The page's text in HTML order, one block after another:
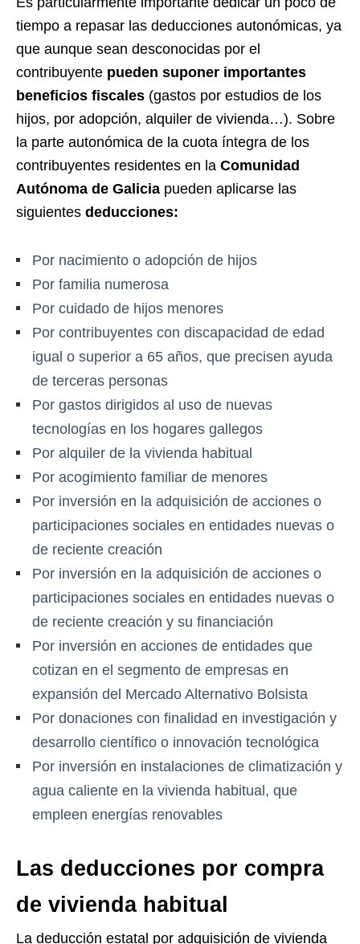
tiempo a repasar las deducciones autonómicas, ya
que aunque sean desconocidas por el
contribuyente pueden suponer importantes
beneficios fiscales (gastos por estudios de los
hijos, por adopción, alquiler de vivienda…). Sobre
la parte autonómica de la cuota íntegra de los
contribuyentes residentes en la Comunidad
Autónoma de Galicia pueden aplicarse las
siguientes deducciones:
Por nacimiento o adopción de hijos
Por familia numerosa
Por cuidado de hijos menores
Por contribuyentes con discapacidad de edad
igual o superior a 65 años, que precisen ayuda
de terceras personas
Por gastos dirigidos al uso de nuevas
tecnologías en los hogares gallegos
Por alquiler de la vivienda habitual
Por acogimiento familiar de menores
Por inversión en la adquisición de acciones o
participaciones sociales en entidades nuevas o
de reciente creación
Por inversión en la adquisición de acciones o
participaciones sociales en entidades nuevas o
de reciente creación y su financiación
Por inversión en acciones de entidades que
cotizan en el segmento de empresas en
expansión del Mercado Alternativo Bolsista
Por donaciones con finalidad en investigación y
desarrollo científico o innovación tecnológica
Por inversión en instalaciones de climatización y
agua caliente en la vivienda habitual, que
empleen energías renovables
Las deducciones por compra
de vivienda habitual
La deducción estatal por adquisición de vivienda